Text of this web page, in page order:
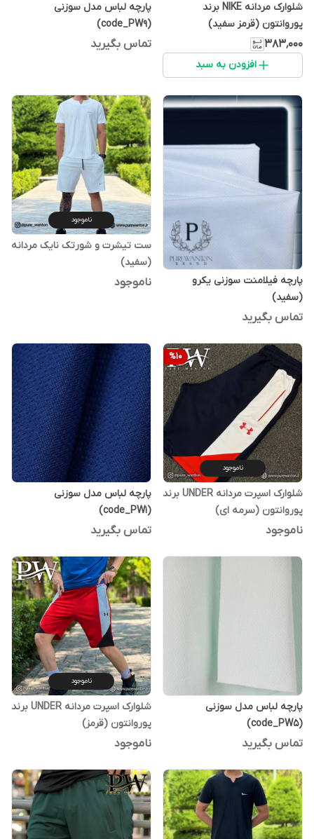
شلوارک مردانه NIKE برند
پوروانتون (قرمز سفید)
۳۸۳٬۰۰۰
افزودن به سبد
پارچه لباس مدل سوزنی
(code_PW9)
تماس بگیرید
پارچه فیلامنت سوزنی یکرو
(سفید)
تماس بگیرید
ناموجود
ست تیشرت و شورتک نایک مردانه
(سفید)
ناموجود
%10
ناموجود
شلوارک اسپرت مردانه UNDER برند
پوروانتون (سرمه ای)
ناموجود
پارچه لباس مدل سوزنی
(code_PW1)
تماس بگیرید
پارچه لباس مدل سوزنی
(code_PW5)
تماس بگیرید
ناموجود
شلوارک اسپرت مردانه UNDER برند
پوروانتون (قرمز)
ناموجود